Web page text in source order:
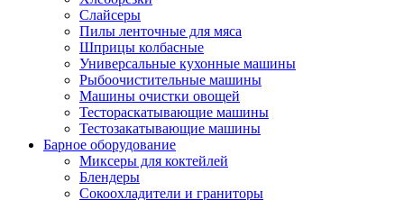
Слайсеры
Пилы ленточные для мяса
Шприцы колбасные
Универсальные кухонные машины
Рыбоочистительные машины
Машины очистки овощей
Тестораскатывающие машины
Тестозакатывающие машины
Барное оборудование
Миксеры для коктейлей
Блендеры
Сокоохладители и граниторы